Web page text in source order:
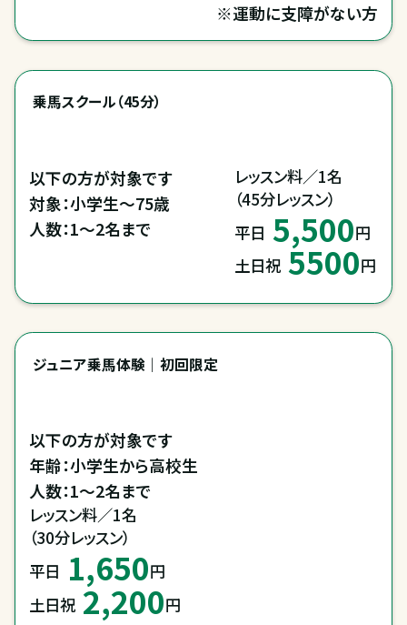
※運動に支障がない方
乗馬スクール（45分）
以下の方が対象です
対象：小学生～75歳
人数：1～2名まで
レッスン料／1名
（45分レッスン）
平日 5,500円
土日祝 5500円
ジュニア乗馬体験｜初回限定
以下の方が対象です
年齢：小学生から高校生
人数：1～2名まで
レッスン料／1名
（30分レッスン）
平日 1,650円
土日祝 2,200円